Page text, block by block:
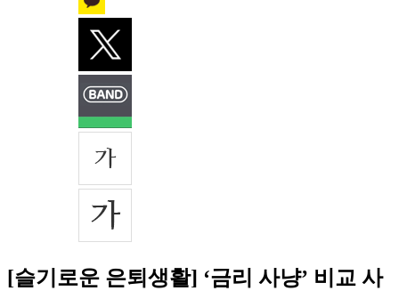
[슬기로운 은퇴생활] ‘금리 사냥’ 비교 사